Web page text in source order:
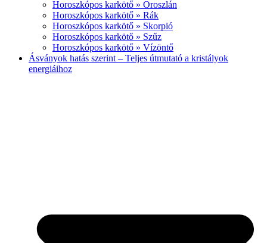
Horoszkópos karkötő » Oroszlán
Horoszkópos karkötő » Rák
Horoszkópos karkötő » Skorpió
Horoszkópos karkötő » Szűz
Horoszkópos karkötő » Vízöntő
Ásványok hatás szerint – Teljes útmutató a kristályok
energiáihoz